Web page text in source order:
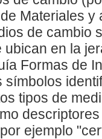
Materiales
de cambio
en la
Formas de
tipos de
ejemplo